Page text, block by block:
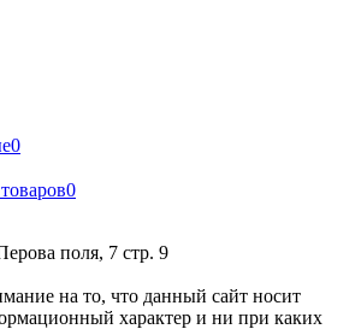
0
0
поля, 7 стр. 9
на то, что данный сайт носит
характер и ни при каких